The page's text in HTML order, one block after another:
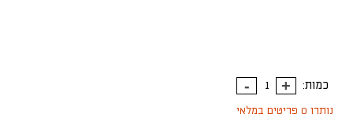
כמות:
נותרו 0 פריטים במלאי